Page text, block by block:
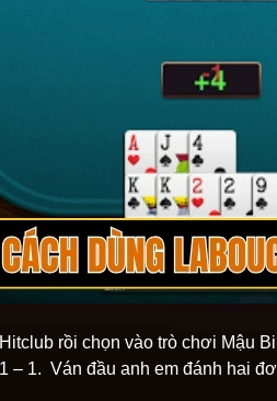
rồi chọn vào trò chơi Mậu
– 1. Ván đầu anh em đánh hai